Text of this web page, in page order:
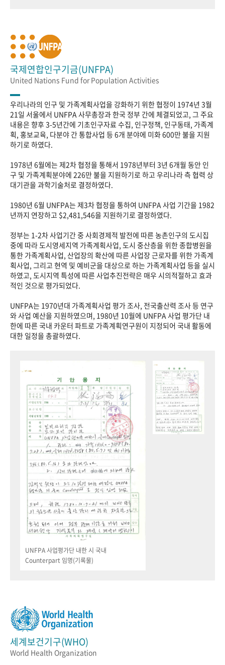
국제연합인구기금(UNFPA)
United Nations Fund for Population Activities
우리나라의 인구 및 가족계획사업을 강화하기 위한 협정이 1974년 3월
21일 서울에서 UNFPA 사무총장과 한국 정부 간에 체결되었고, 그 주요
내용은 향후 3-5년간에 기초인구자료 수집, 인구정책, 인구동태, 가족계
획, 홍보교육, 다분야 간 통합사업 등 6개 분야에 미화 600만 불을 지원
하기로 하였다.
1978년 6월에는 제2차 협정을 통해서 1978년부터 3년 6개월 동안 인
구 및 가족계획분야에 226만 불을 지원하기로 하고 우리나라 측 협력 상
대기관을 과학기술처로 결정하였다.
1980년 6월 UNFPA는 제3차 협정을 통하여 UNFPA 사업 기간을 1982
년까지 연장하고 $2,481,546을 지원하기로 결정하였다.
정부는 1-2차 사업기간 중 사회경제적 발전에 따른 농촌인구의 도시집
중에 따라 도시영세지역 가족계획사업, 도시 중산층을 위한 종합병원을
통한 가족계획사업, 산업장의 확산에 따른 사업장 근로자를 위한 가족계
획사업, 그리고 현역 및 예비군을 대상으로 하는 가족계획사업 등을 실시
하였고, 도시지역 특성에 따른 사업추진전략은 매우 시의적절하고 효과
적인 것으로 평가되었다.
UNFPA는 1970년대 가족계획사업 평가 조사, 전국출산력 조사 등 연구
와 사업 예산을 지원하였으며, 1980년 10월에 UNFPA 사업 평가단 내
한에 따른 국내 카운터 파트로 가족계획연구원이 지정되어 국내 활동에
대한 일정을 총괄하였다.
UNFPA 사업평가단 내한 시 국내
Counterpart 임명(기록물)
세계보건기구(WHO)
World Health Organization